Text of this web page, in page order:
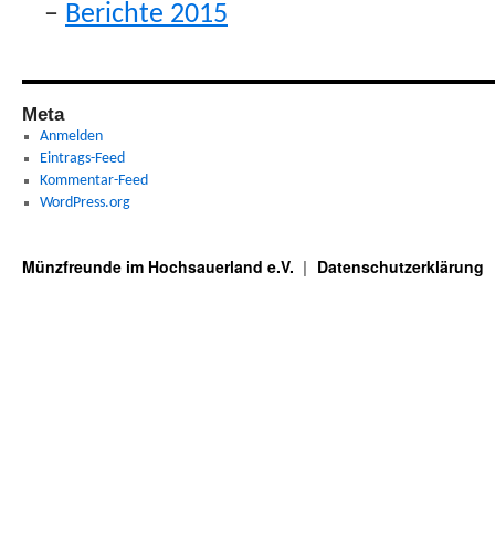
– Berichte 2015
Meta
Anmelden
Eintrags-Feed
Kommentar-Feed
WordPress.org
Münzfreunde im Hochsauerland e.V. Datenschutzerklärung